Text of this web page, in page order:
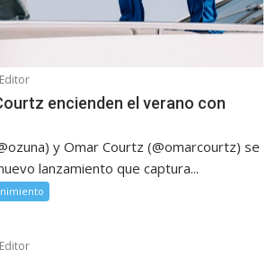
Editor
encienden el verano con
y Omar Courtz (@omarcourtz) se
lanzamiento que captura...
Editor